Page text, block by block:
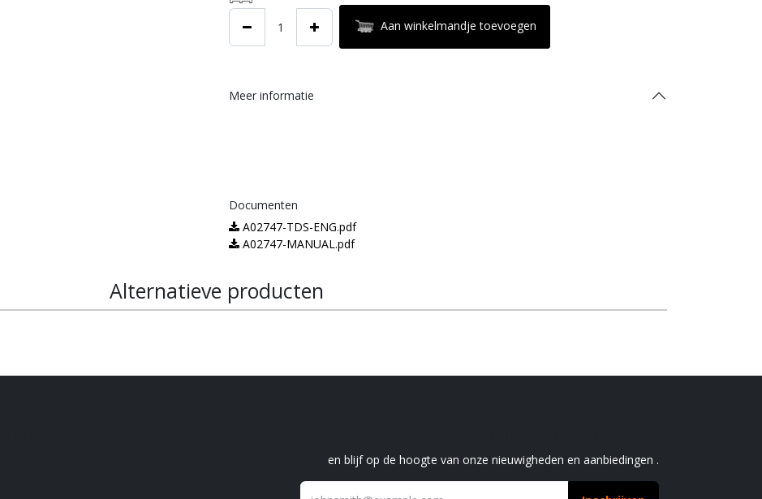
Aan winkelmandje toevoegen
Meer informatie
Documenten
A02747-TDS-ENG.pdf
A02747-MANUAL.pdf
Alternatieve producten
en blijf op de hoogte van onze nieuwigheden en aanbiedingen .